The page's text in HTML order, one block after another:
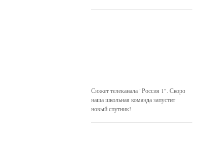
Сюжет телеканала "Россия 1". Скоро
наша школьная команда запустит
новый спутник!